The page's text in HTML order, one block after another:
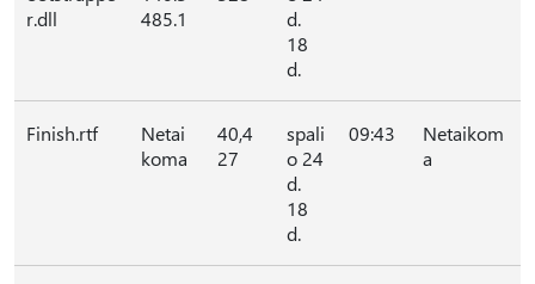
r.dll
485.1
d.
18
d.
Finish.rtf
Netai
koma
40,4
27
spali
o 24
d.
18
d.
09:43
Netaikom
a